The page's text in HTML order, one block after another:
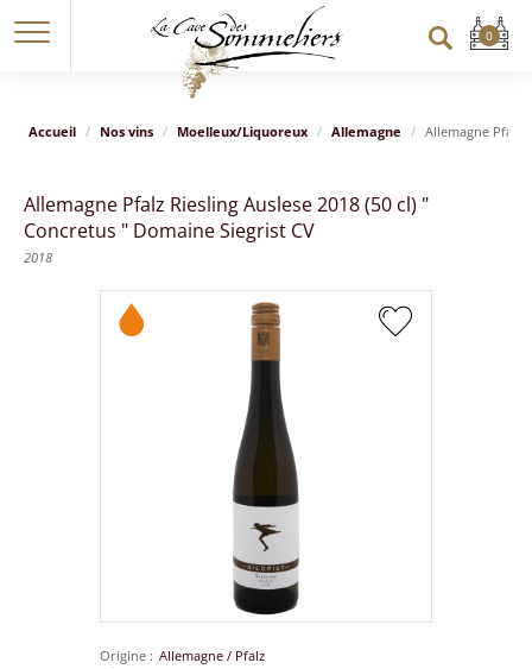
Accueil Nos vins Moelleux/Liquoreux Allemagne Allemagne Pfalz
Allemagne Pfalz Riesling Auslese 2018 (50 cl) "
Concretus " Domaine Siegrist CV
2018
Origine Allemagne / Pfalz